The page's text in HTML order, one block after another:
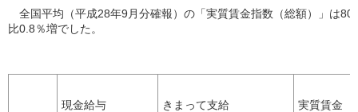
全国平均（平成28年9月分確報）の「実質賃金指数（総額）」は
比0.8％増でした。
現金給与
きまって支給
実質賃金